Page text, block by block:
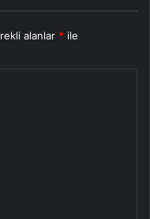
alanlar * ile